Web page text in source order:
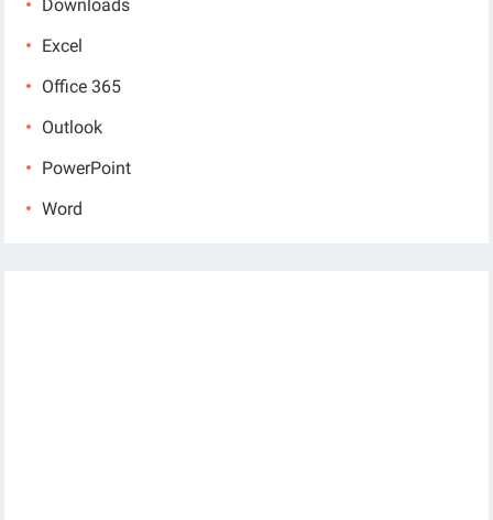
Downloads
Excel
Office 365
Outlook
PowerPoint
Word